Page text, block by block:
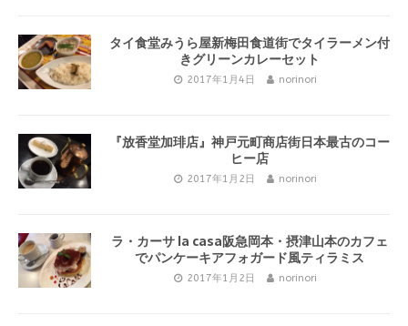
タイ食堂みうら屋新梅田食道街でタイラーメン付
きグリーンカレーセット
2017年1月4日 norinori
『放香堂加琲店』神戸元町商店街日本最古のコー
ヒー店
2017年1月2日 norinori
ラ・カーサ la casa阪急岡本・摂津山本のカフェ
でパンケーキアフォガード風ティラミス
2017年1月2日 norinori